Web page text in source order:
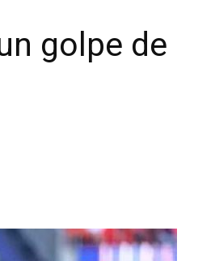
Marmor
golpe de